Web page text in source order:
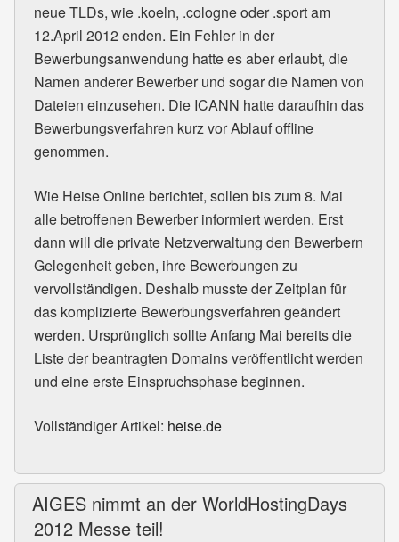
neue TLDs, wie .koeln, .cologne oder .sport am
12.April 2012 enden. Ein Fehler in der
Bewerbungsanwendung hatte es aber erlaubt, die
Namen anderer Bewerber und sogar die Namen von
Dateien einzusehen. Die ICANN hatte daraufhin das
Bewerbungsverfahren kurz vor Ablauf offline
genommen.
Wie Heise Online berichtet, sollen bis zum 8. Mai
alle betroffenen Bewerber informiert werden. Erst
dann will die private Netzverwaltung den Bewerbern
Gelegenheit geben, ihre Bewerbungen zu
vervollständigen. Deshalb musste der Zeitplan für
das komplizierte Bewerbungsverfahren geändert
werden. Ursprünglich sollte Anfang Mai bereits die
Liste der beantragten Domains veröffentlicht werden
und eine erste Einspruchsphase beginnen.
Vollständiger Artikel: heise.de
AIGES nimmt an der WorldHostingDays
2012 Messe teil!